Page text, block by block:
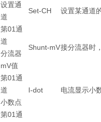
设置通
道
Set-CH 设置某通道
第01通
道
分流器
mV值
Shunt-mV接分流器时
第01通
道
小数点
I-dot 电流显示小
第01通